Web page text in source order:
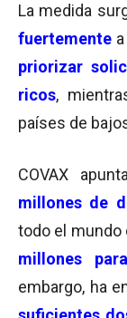
La medida
fuertemente
priorizar
ricos,
países de
COVAX
millones de
todo el mundo
millones
embargo, ha